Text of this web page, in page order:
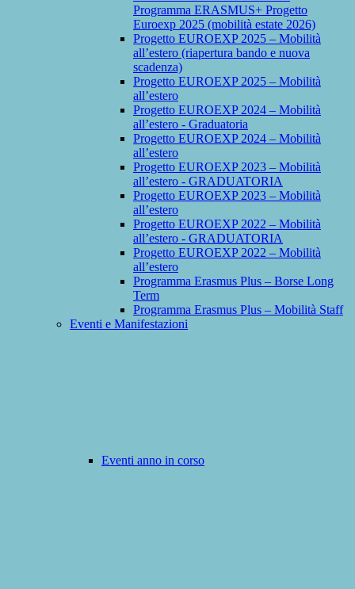
Programma ERASMUS+ Progetto
Euroexp 2025 (mobilità estate 2026)
Progetto EUROEXP 2025 – Mobilità
all’estero (riapertura bando e nuova
scadenza)
Progetto EUROEXP 2025 – Mobilità
all’estero
Progetto EUROEXP 2024 – Mobilità
all’estero - Graduatoria
Progetto EUROEXP 2024 – Mobilità
all’estero
Progetto EUROEXP 2023 – Mobilità
all’estero - GRADUATORIA
Progetto EUROEXP 2023 – Mobilità
all’estero
Progetto EUROEXP 2022 – Mobilità
all’estero - GRADUATORIA
Progetto EUROEXP 2022 – Mobilità
all’estero
Programma Erasmus Plus – Borse Long
Term
Programma Erasmus Plus – Mobilità Staff
Eventi e Manifestazioni
Eventi anno in corso